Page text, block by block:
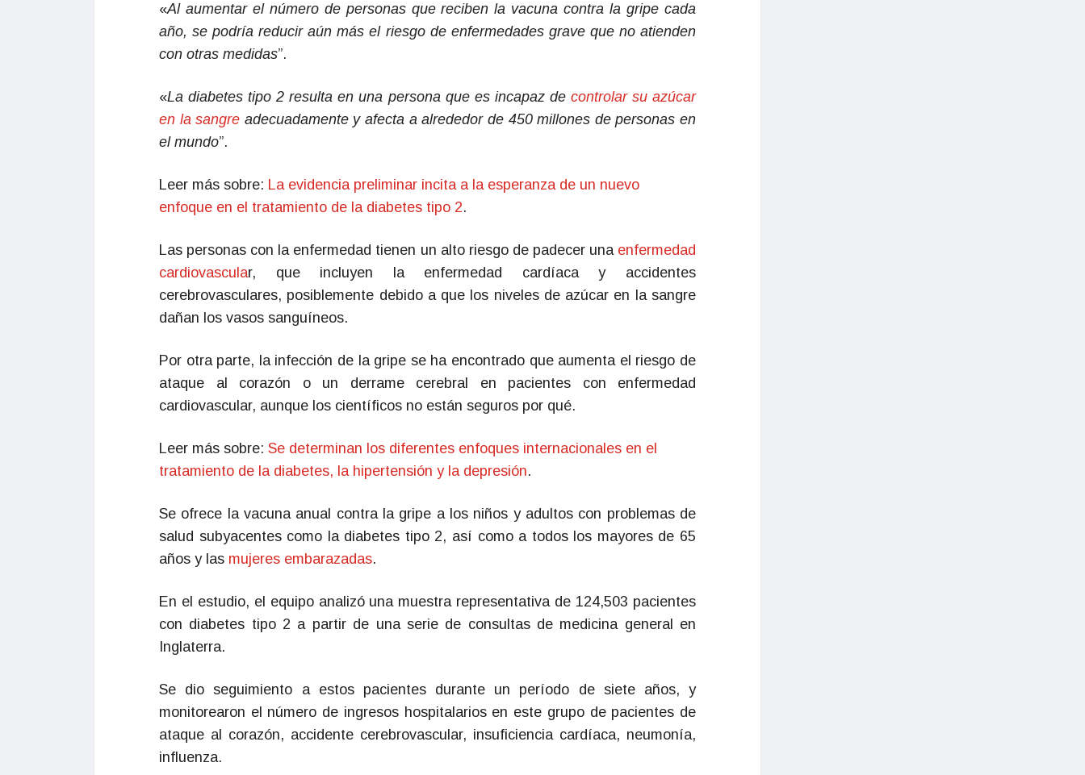
«Al aumentar el número de personas que reciben la vacuna contra la gripe cada
año, se podría reducir aún más el riesgo de enfermedades grave que no atienden
con otras medidas”.
«La diabetes tipo 2 resulta en una persona que es incapaz de controlar su azúcar
en la sangre adecuadamente y afecta a alrededor de 450 millones de personas en
el mundo”.
Leer más sobre: La evidencia preliminar incita a la esperanza de un nuevo
enfoque en el tratamiento de la diabetes tipo 2.
Las personas con la enfermedad tienen un alto riesgo de padecer una enfermedad
cardiovascular, que incluyen la enfermedad cardíaca y accidentes
cerebrovasculares, posiblemente debido a que los niveles de azúcar en la sangre
dañan los vasos sanguíneos.
Por otra parte, la infección de la gripe se ha encontrado que aumenta el riesgo de
ataque al corazón o un derrame cerebral en pacientes con enfermedad
cardiovascular, aunque los científicos no están seguros por qué.
Leer más sobre: Se determinan los diferentes enfoques internacionales en el
tratamiento de la diabetes, la hipertensión y la depresión.
Se ofrece la vacuna anual contra la gripe a los niños y adultos con problemas de
salud subyacentes como la diabetes tipo 2, así como a todos los mayores de 65
años y las mujeres embarazadas.
En el estudio, el equipo analizó una muestra representativa de 124,503 pacientes
con diabetes tipo 2 a partir de una serie de consultas de medicina general en
Inglaterra.
Se dio seguimiento a estos pacientes durante un período de siete años, y
monitorearon el número de ingresos hospitalarios en este grupo de pacientes de
ataque al corazón, accidente cerebrovascular, insuficiencia cardíaca, neumonía,
influenza.